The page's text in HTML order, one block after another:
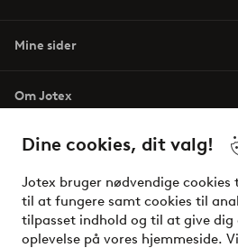
Dine cookies, dit valg!
Jotex bruger nødvendige
til at fungere samt cookies til
tilpasset indhold og til at give dig
oplevelse på vores hjemmeside.
Mine sider
Om Jotex
Vilkår
Venner